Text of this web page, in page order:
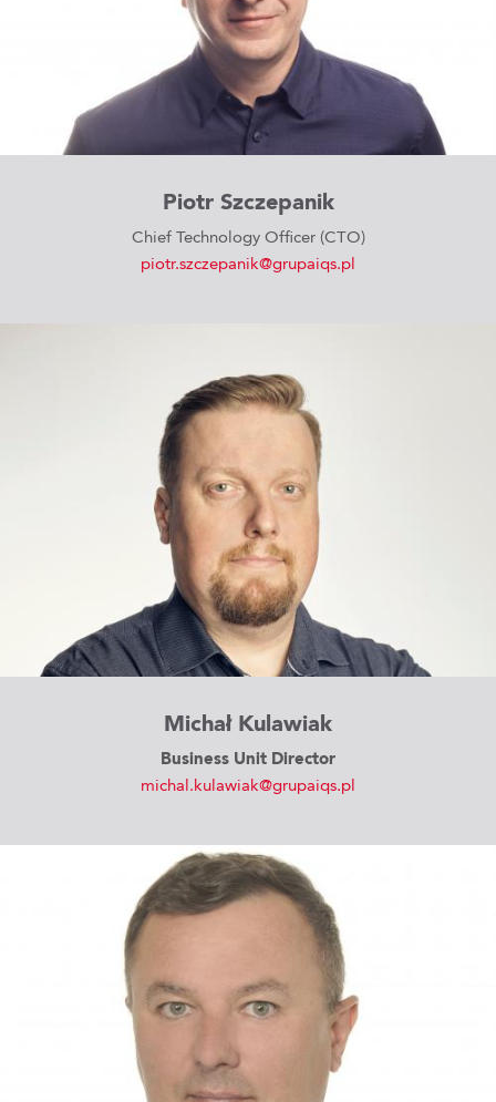
Piotr Szczepanik
Chief Technology Officer (CTO)
piotr.szczepanik@grupaiqs.pl
Michał Kulawiak
Business Unit Director
michal.kulawiak@grupaiqs.pl